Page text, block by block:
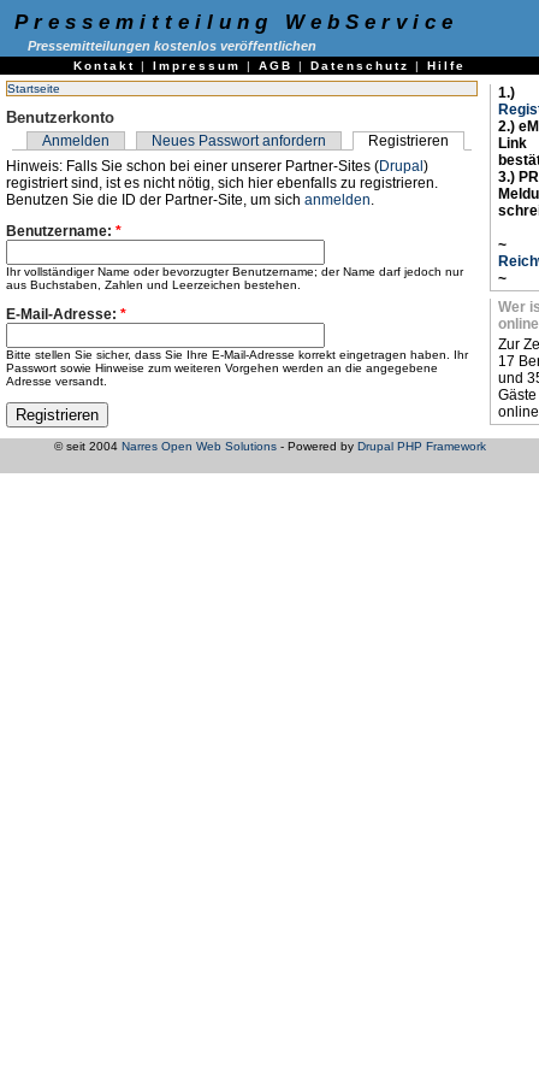
Pressemitteilung WebService
Pressemitteilungen kostenlos veröffentlichen
Kontakt | Impressum | AGB | Datenschutz | Hilfe
Startseite
Benutzerkonto
Anmelden Neues Passwort anfordern
Registrieren
Hinweis: Falls Sie schon bei einer unserer Partner-Sites (Drupal)
registriert sind, ist es nicht nötig, sich hier ebenfalls zu registrieren.
Benutzen Sie die ID der Partner-Site, um sich anmelden
Benutzername: *
Ihr vollständiger Name oder bevorzugter Benutzername; der Name darf jedoch nur
aus Buchstaben, Zahlen und Leerzeichen bestehen.
E-Mail-Adresse: *
Bitte stellen Sie sicher, dass Sie Ihre E-Mail-Adresse korrekt eingetragen haben. Ihr
Passwort sowie Hinweise zum weiteren Vorgehen werden an die angegebene
Adresse versandt.
1.)
2.)
Link
3.)
~
~
Wer
online
Zur
17
und
Gäste
© seit 2004 Narres Open Web Solutions- Powered by Drupal PHP Framework